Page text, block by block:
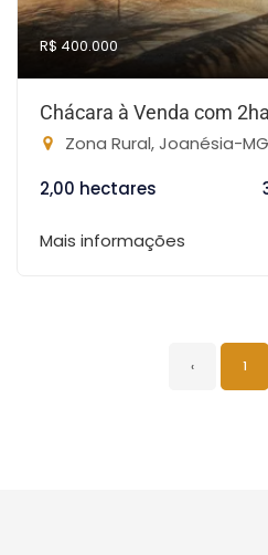
R$ 400.000
Chácara à Venda com 2ha
Zona Rural, Joanésia-MG
2,00 hectares
Mais informações
‹ 1